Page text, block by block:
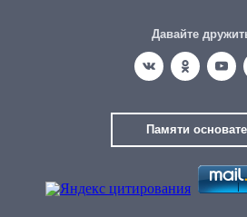
Давайте
Памяти